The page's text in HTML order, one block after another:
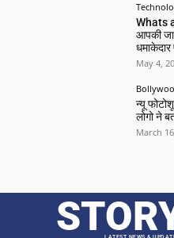
Whats
आपकी
May 4,
न्यू
लोगो ने
March